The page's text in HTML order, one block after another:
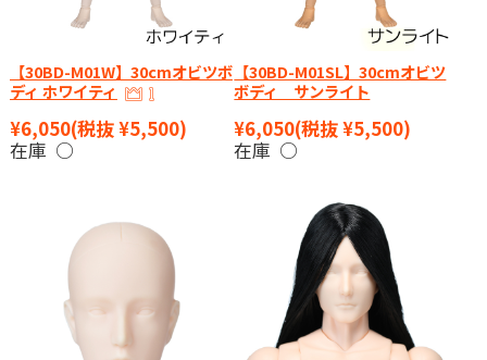
【30BD-M01W】30cmオビツボ
ディ ホワイティ
¥6,050(税抜 ¥5,500)
在庫 ○
【30BD-M01SL】30cmオビツ
ボディ サンライト
¥6,050(税抜 ¥5,500)
在庫 ○